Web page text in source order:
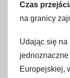
Czas
na granicy
Udając się na
Europejskiej,